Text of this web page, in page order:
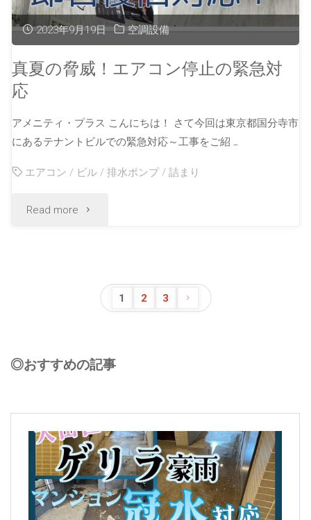
2023年9月19日 空調設備
真夏の脅威！エアコン停止の緊急対
応
アメニティ・プラス こんにちは！ さて今回は東京都国分寺市
にあるテナントビルでの緊急対応～工事をご紹 …
エアコン / ビル /排水ポンプ /詰まり
Read more
1 2 3
◎おすすめの記事